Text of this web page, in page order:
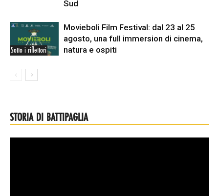
Sud
Sotto i riflettori
Movieboli Film Festival: dal 23 al 25
agosto, una full immersion di cinema,
natura e ospiti
STORIA DI BATTIPAGLIA